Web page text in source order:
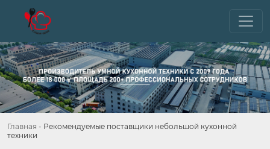
Главная - Рекомендуемые поставщики небольшой кухонной
техники